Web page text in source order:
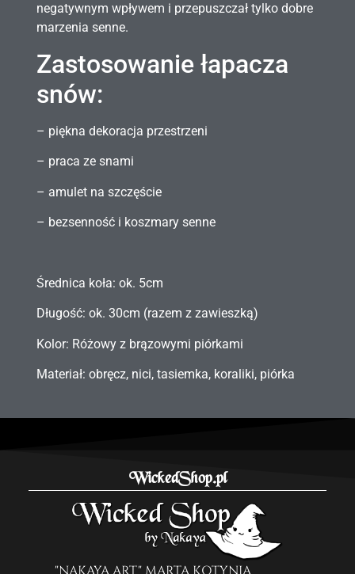
negatywnym wpływem i przepuszczał tylko dobre
marzenia senne.
Zastosowanie łapacza
snów:
– piękna dekoracja przestrzeni
– praca ze snami
– amulet na szczęście
– bezsenność i koszmary senne
Średnica koła: ok. 5cm
Długość: ok. 30cm (razem z zawieszką)
Kolor: Różowy z brązowymi piórkami
Materiał: obręcz, nici, tasiemka, koraliki, piórka
WickedShop.pl